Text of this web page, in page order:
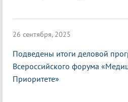
26 сентября, 2025
Подведены итоги деловой
Всероссийского форума
Приоритете»